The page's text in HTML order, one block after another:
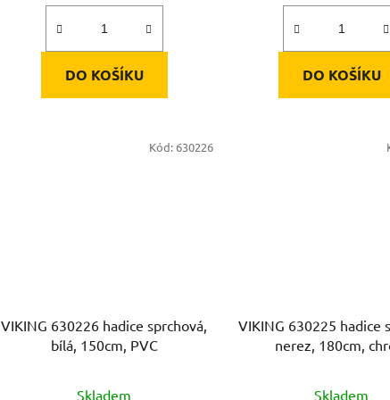
DO KOŠÍKU DO KOŠÍKU
VIKING 630226 hadice sprchová,
bílá, 150cm, PVC
Skladem
Kód: 630226
VIKING 630225 hadice
nerez, 180cm,
Skladem